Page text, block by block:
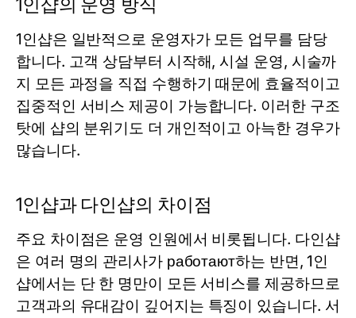
1인샵의 운영 방식
1인샵은 일반적으로 운영자가 모든 업무를 담당
합니다. 고객 상담부터 시작해, 시설 운영, 시술까
지 모든 과정을 직접 수행하기 때문에 효율적이고
집중적인 서비스 제공이 가능합니다. 이러한 구조
탓에 샵의 분위기도 더 개인적이고 아늑한 경우가
많습니다.
1인샵과 다인샵의 차이점
주요 차이점은 운영 인원에서 비롯됩니다. 다인샵
은 여러 명의 관리사가 работают하는 반면, 1인
샵에서는 단 한 명만이 모든 서비스를 제공하므로
고객과의 유대감이 깊어지는 특징이 있습니다. 서